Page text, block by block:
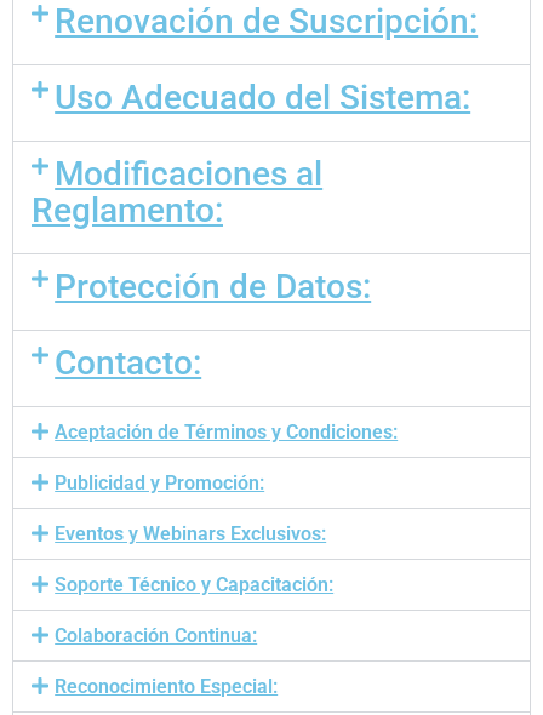
Renovación de Suscripción:
Uso Adecuado del Sistema:
Modificaciones al
Reglamento:
Protección de Datos:
Contacto:
Aceptación de Términos y Condiciones:
Publicidad y Promoción:
Eventos y Webinars Exclusivos:
Soporte Técnico y Capacitación:
Colaboración Continua:
Reconocimiento Especial: